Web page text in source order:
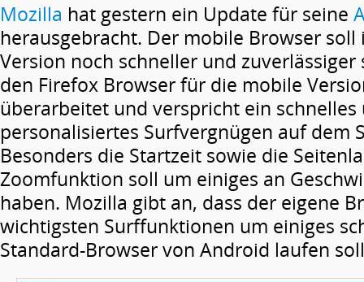
Mozilla hat gestern ein Update für seine
herausgebracht. Der mobile Browser soll
Version noch schneller und
den Firefox Browser für die mobile
überarbeitet und verspricht ein schnelles
personalisiertes Surfvergnügen auf dem
Besonders die Startzeit sowie die
Zoomfunktion soll um einiges an
haben. Mozilla gibt an, dass der eigene
wichtigsten Surffunktionen um einiges
Standard-Browser von Android laufen